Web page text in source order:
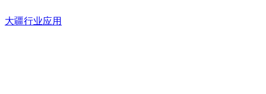
大疆行业应用